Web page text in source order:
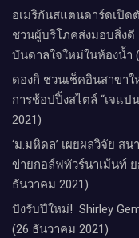
อเมริกันสแตนดาร์ดเปิด
ชวนผู้บริโภคส่งมอบสิ่งดี
บันดาลใจใหม่ในห้องน้ำ
ดองกิ ชวนเช็คอินสาขา
การช้อปปิ้งสไตล์ “เจแป
2021)
‘ม.มหิดล’ เผยผลวิจัย ส
ข่ายกอล์ฟทัวร์นาเม้นท์
ธันวาคม 2021)
ปังรับปีใหม่​! ​ Shirley
(26 ธันวาคม 2021)